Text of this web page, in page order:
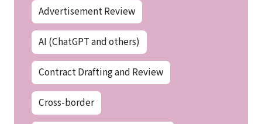
Advertisement Review
AI (ChatGPT and others)
Contract Drafting and Review
Cross-border